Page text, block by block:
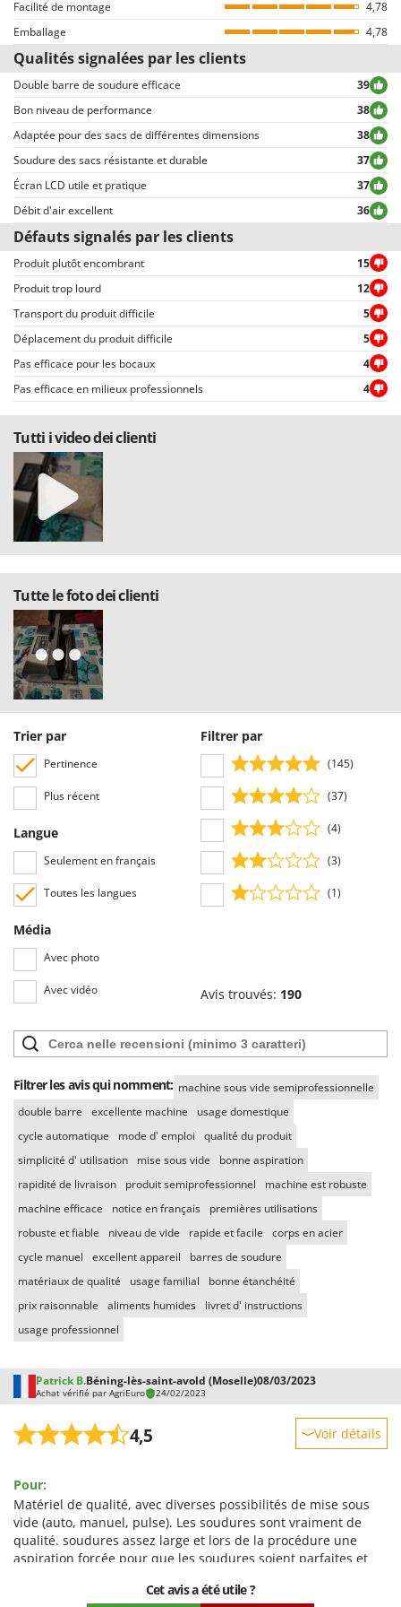
Worx
Y Yard Force
Z
Zanon
Zephir
ZGrills
Zodiac
Zomax
préalablement finalisé un achat (la possibilité d’écrire le commentaire est
d’ailleurs reliée à la page des détails de la commande, sur l’espace
personnel du client, disponible après avoir inséré le login).
Tous les commentaires, tant positifs que négatifs, sont publiés sans
exclusion ou censure, à l’exception de textes qui contiennent des
expressions ou mots inappropriés, ou qui ne respectent pas le traitement
des données personnelles.
Tous les commentaires, qu’ils soient positifs ou négatifs, peuvent être
consultés rapidement par nos visiteurs, grâce également aux filtres qui
permettent une sélection rapide, comme par exemple celui permettant de
choisir entre avis positifs et négatifs.
Facilité de montage
4,78
Emballage
4,78
Qualités signalées par les clients
Double barre de soudure efficace
39
Bon niveau de performance
38
Adaptée pour des sacs de différentes dimensions
38
Soudure des sacs résistante et durable
37
Écran LCD utile et pratique
37
Débit d'air excellent
36
Défauts signalés par les clients
Produit plutôt encombrant
15
Produit trop lourd
12
Transport du produit difficile
5
Déplacement du produit difficile
5
Pas efficace pour les bocaux
4
Pas efficace en milieux professionnels
4
Tutti i video dei clienti
Tutte le foto dei clienti
Trier par
Pertinence
Plus récent
Langue
Seulement en français
Toutes les langues
Média
Avec photo
Avec vidéo
Filtrer par
(145)
(37)
(4)
(3)
(1)
Avis trouvés: 190
Filtrer les avis qui nomment: machine sous vide semiprofessionnelle
double barre
excellente machine
usage domestique
cycle automatique
mode d' emploi
qualité du produit
simplicité d' utilisation
mise sous vide
bonne aspiration
rapidité de livraison
produit semiprofessionnel
machine est robuste
machine efficace
notice en français
premières utilisations
robuste et fiable
niveau de vide rapide et facile
corps en acier
cycle manuel
excellent appareil
barres de soudure
matériaux de qualité
usage familial
bonne étanchéité
prix raisonnable
aliments humides
livret d' instructions
usage professionnel
Patrick B.Béning-lès-saint-avold (Moselle)08/03/2023
Achat vérifié par AgriEuro 24/02/2023
4,5 Voir détails
Prestations
Facilité d'utilisation
Qualité / Prix
Facilité de montage
Pour:
Matériel de qualité, avec diverses possibilités de mise sous
vide (auto, manuel, pulse). Les soudures sont vraiment de
qualité. soudures assez large et lors de la procédure une
aspiration forcée pour que les soudures soient parfaites et
J'ai explosé une boite de coca lors d'un de mes tests. Et le
Cet avis a été utile ?